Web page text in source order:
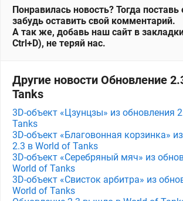
Понравилась новость? Тогда поставь
забудь оставить свой комментарий.
А так же, добавь наш сайт в
Ctrl+D), не теряй нас.
Другие новости Обновление
Tanks
3D-объект «Цзунцзы» из обновления
Tanks
3D-объект «Благовонная корзинка»
2.3 в World of Tanks
3D-объект «Серебряный мяч» из
World of Tanks
3D-объект «Свисток арбитра» из
World of Tanks